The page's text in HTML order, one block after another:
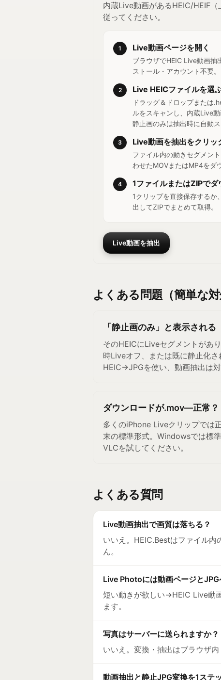
内蔵Live動画があるHEIC/HEIF
従ってください。
1 Live動画ページを開く
ブラウザでHEIC Live動画抽
ストール・アカウント不要。
2 Live HEICファイルを選
ドラッグ＆ドロップまたは
ルをスキャンし、内蔵Live動
静止画のみは抽出時に自動ス
3 Live動画を抽出をクリッ
ファイル内の動きセグメン
わせたMOVまたはMP4をダ
4 1ファイルまたはZIPでダ
1クリップを直接保存する
出してZIPでまとめて取得。
Live動画を抽出
よくある問題（簡単な対
「静止画のみ」と表示される
そのHEICにLiveセグメントがあ
時Liveオフ、または既に静止化さ
HEIC→JPGを使い、動画抽出は対
ダウンロードが.mov—正常？
多くのiPhone Liveクリップでは
末の標準形式。Windowsでは標
VLCを試してください。
よくある質問
Live動画抽出で画質は落ちる？
いいえ。HEIC.Bestはファイル
ん。
Live Photoには動画ページとJPG
短い動きが欲しい→HEIC Live動
ます。
写真はサーバーに送られますか？
いいえ。変換・抽出はブラウザ
動画抽出と静止JPG変換を1ステ